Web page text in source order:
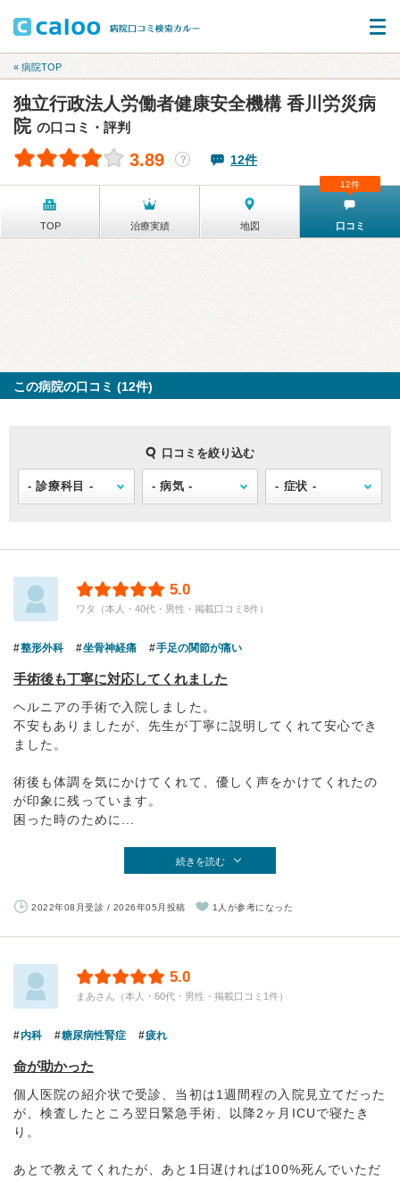
« 病院TOP
独立行政法人労働者健康安全機構 香川労災病
院 の口コミ・評判
3.89 ？ 12件
TOP 治療実績 地図 口コミ
12件
この病院の口コミ (12件)
口コミを絞り込む
5.0
ワタ（本人・40代・男性・掲載口コミ8件）
整形外科 坐骨神経痛 手足の関節が痛い
手術後も丁寧に対応してくれました
ヘルニアの手術で入院しました。
不安もありましたが、先生が丁寧に説明してくれて安心でき
ました。
術後も体調を気にかけてくれて、優しく声をかけてくれたの
が印象に残っています。
困った時のために...
続きを読む
2022年08月受診 / 2026年05月投稿 1人が参考になった
5.0
まあさん（本人・60代・男性・掲載口コミ1件）
内科 糖尿病性腎症 疲れ
命が助かった
個人医院の紹介状で受診、当初は1週間程の入院見立てだった
が、検査したところ翌日緊急手術、以降2ヶ月ICUで寝たき
り。
あとで教えてくれたが、あと1日遅ければ100%死んでいただ